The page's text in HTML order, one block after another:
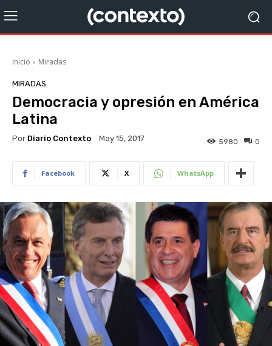
Inicio Miradas
MIRADAS
Democracia y opresión en América
Latina
Por Diario Contexto May 15, 2017 0
5980
Facebook X WhatsApp